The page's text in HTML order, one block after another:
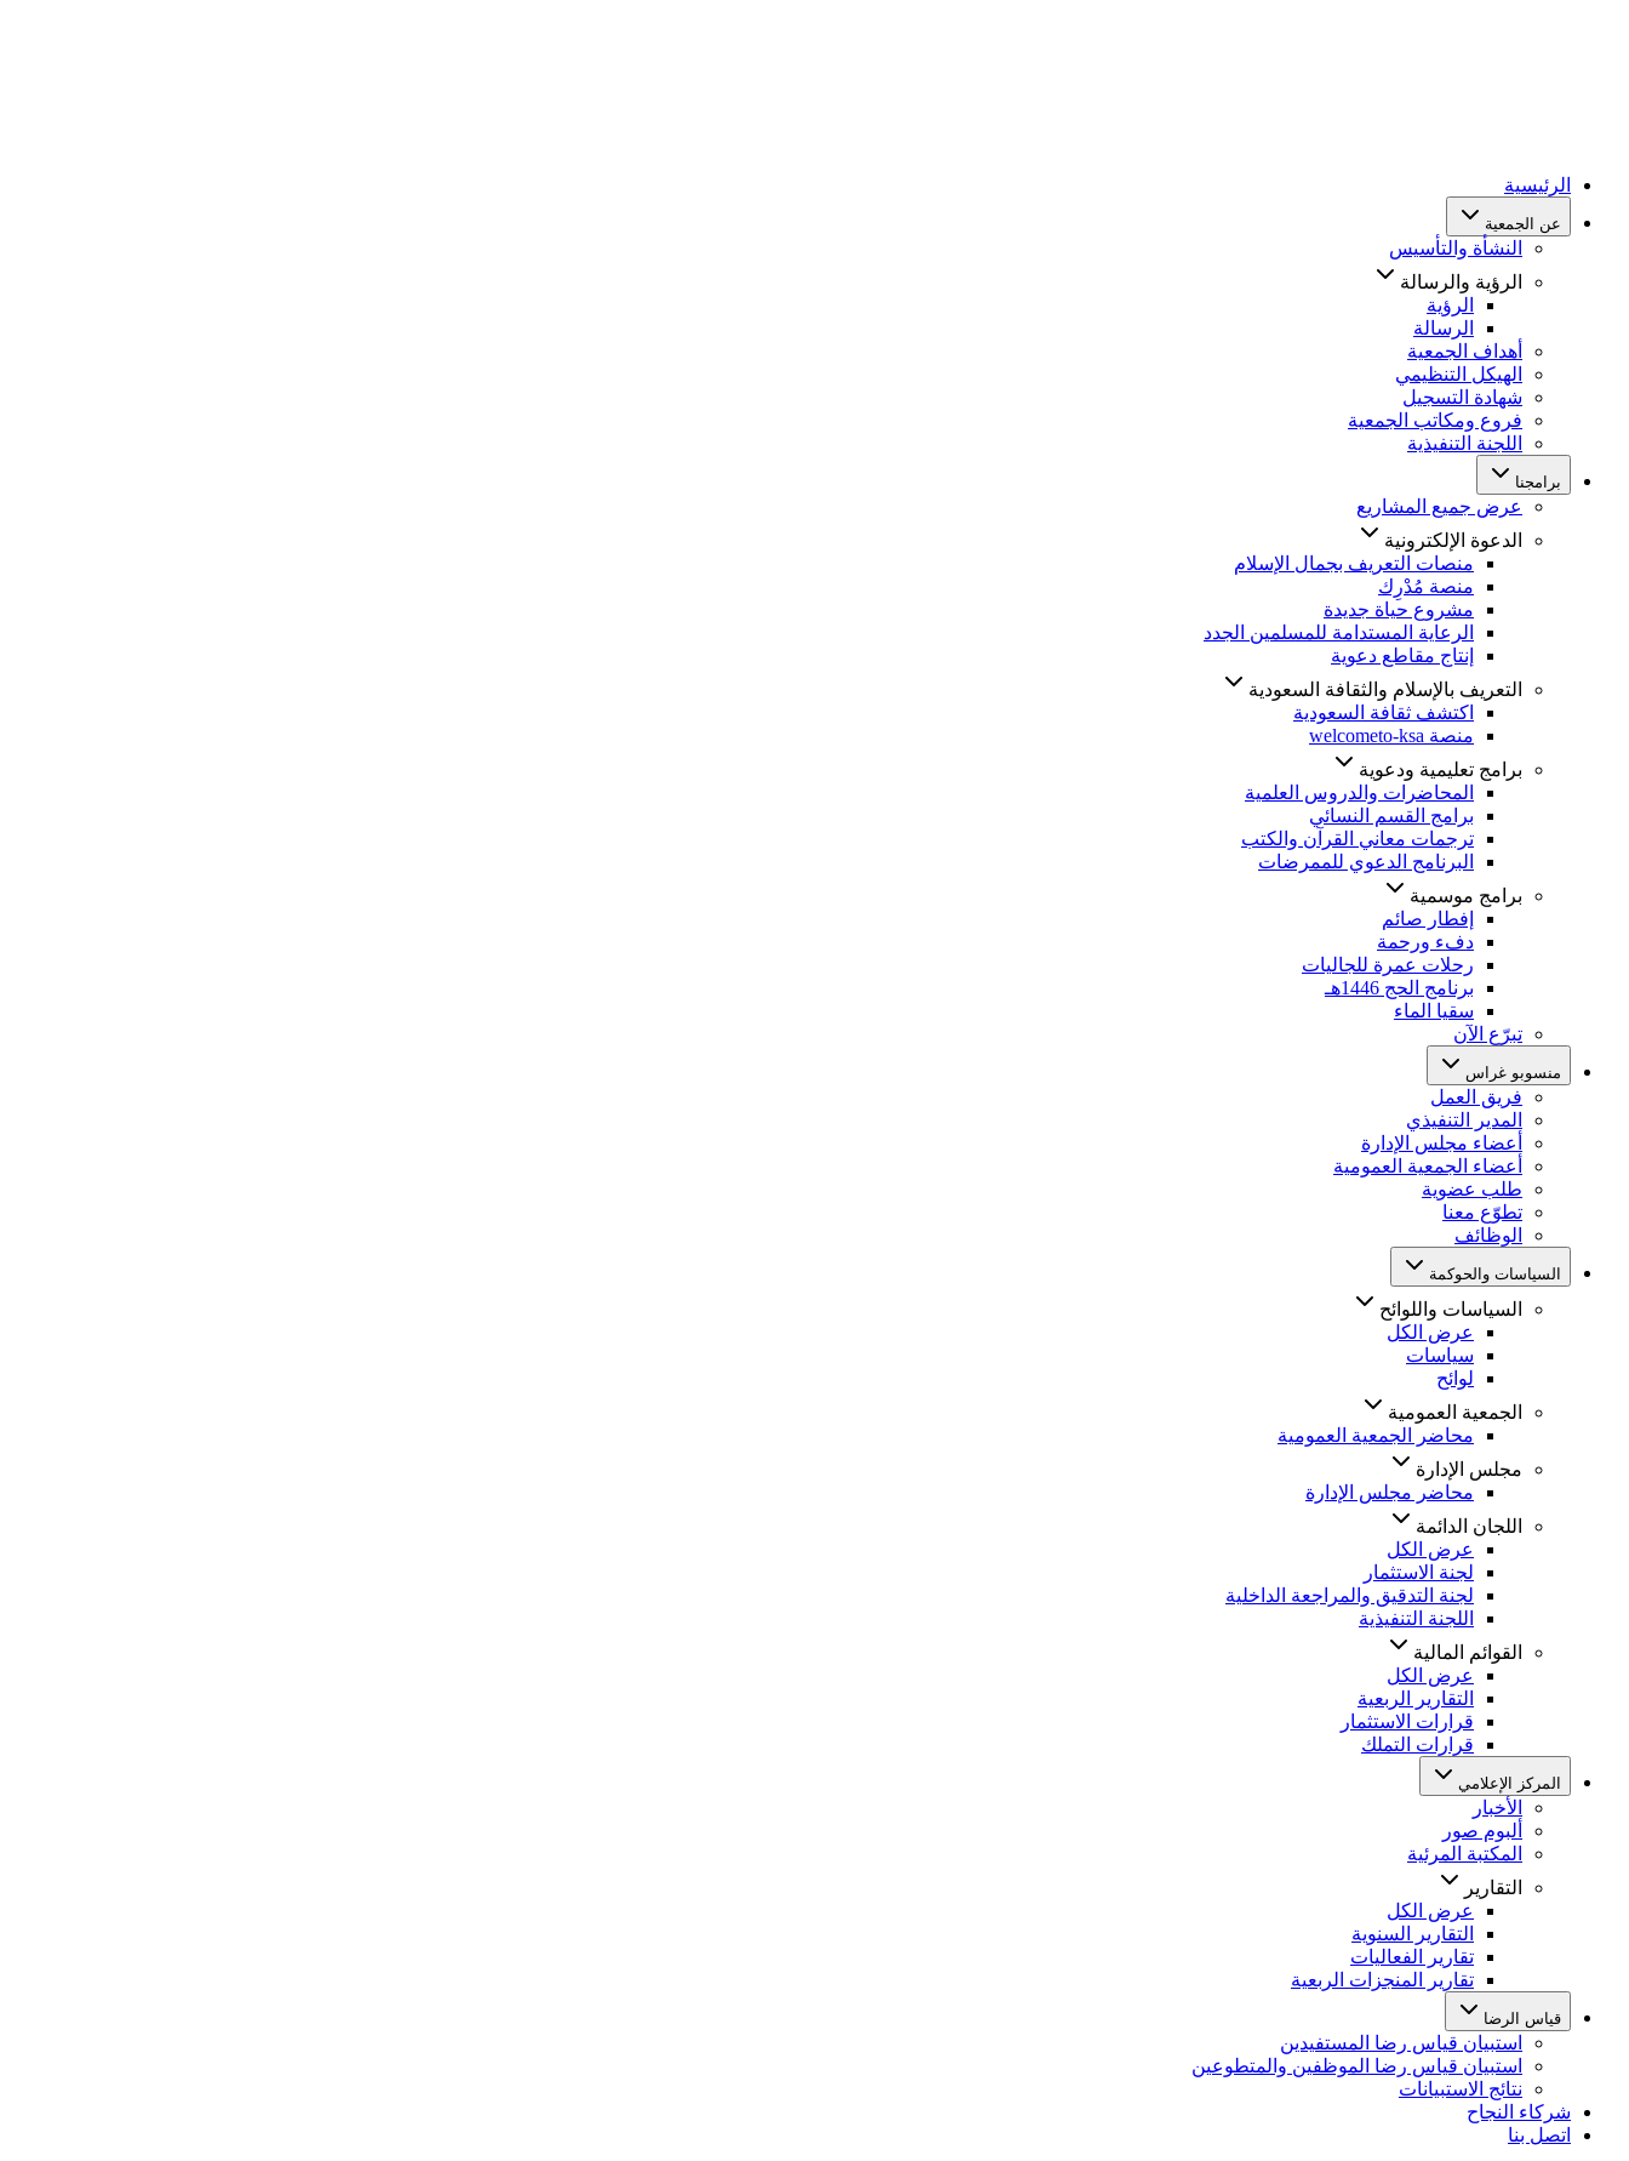
الرئيسية
عن الجمعية
النشأة والتأسيس
الرؤية والرسالة
الرؤية
الرسالة
أهداف الجمعية
الهيكل التنظيمي
شهادة التسجيل
فروع ومكاتب الجمعية
اللجنة التنفيذية
برامجنا
عرض جميع المشاريع
الدعوة الإلكترونية
منصات التعريف بجمال الإسلام
منصة مُدْرِك
مشروع حياة جديدة
الرعاية المستدامة للمسلمين الجدد
إنتاج مقاطع دعوية
التعريف بالإسلام والثقافة السعودية
اكتشف ثقافة السعودية
منصة welcometo-ksa
برامج تعليمية ودعوية
المحاضرات والدروس العلمية
برامج القسم النسائي
ترجمات معاني القرآن والكتب
البرنامج الدعوي للممرضات
برامج موسمية
إفطار صائم
دفء ورحمة
رحلات عمرة للجاليات
برنامج الحج 1446هـ
سقيا الماء
تبرّع الآن
منسوبو غراس
فريق العمل
المدير التنفيذي
أعضاء مجلس الإدارة
أعضاء الجمعية العمومية
طلب عضوية
تطوّع معنا
الوظائف
السياسات والحوكمة
السياسات واللوائح
عرض الكل
سياسات
لوائح
الجمعية العمومية
محاضر الجمعية العمومية
مجلس الإدارة
محاضر مجلس الإدارة
اللجان الدائمة
عرض الكل
لجنة الاستثمار
لجنة التدقيق والمراجعة الداخلية
اللجنة التنفيذية
القوائم المالية
عرض الكل
التقارير الربعية
قرارات الاستثمار
قرارات التملك
المركز الإعلامي
الأخبار
ألبوم صور
المكتبة المرئية
التقارير
عرض الكل
التقارير السنوية
تقارير الفعاليات
تقارير المنجزات الربعية
قياس الرضا
استبيان قياس رضا المستفيدين
استبيان قياس رضا الموظفين والمتطوعين
نتائج الاستبيانات
شركاء النجاح
اتصل بنا